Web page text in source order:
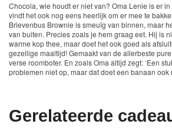
Chocola, wie houdt er niet van? Oma Lenie is er
vindt het ook nog eens heerlijk om er mee te
Brievenbus Brownie is smeuïg van binnen, maar
van buiten. Precies zoals je hem graag eet. Hij is
warme kop thee, maar doet het ook goed als
gezellige maaltijd! Gemaakt van de allerbeste
verse roomboter. En zoals Oma altijd zegt: ‘Een
problemen niet op, maar dat doet een banaan ook
Gerelateerde